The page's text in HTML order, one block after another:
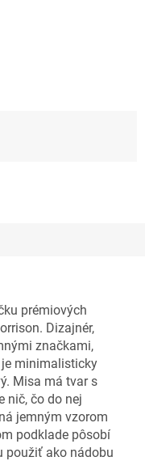
prémiových
Dizajnér,
značkami,
minimalisticky
Misa má tvar s
nič, čo do nej
jemným vzorom
podklade pôsobí
použiť ako nádobu